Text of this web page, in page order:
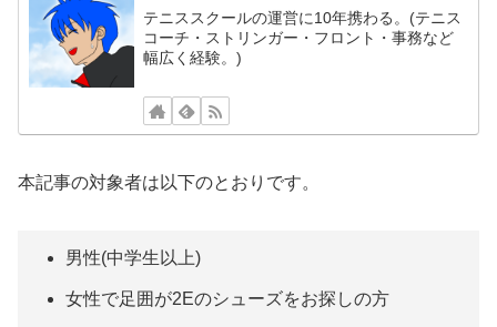
テニススクールの運営に10年携わる。(テニス
コーチ・ストリンガー・フロント・事務など
幅広く経験。)
本記事の対象者は以下のとおりです。
男性(中学生以上)
女性で足囲が2Eのシューズをお探しの方